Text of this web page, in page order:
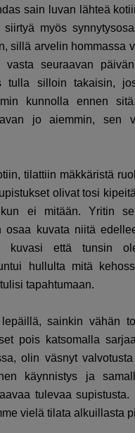
sain luvan lähteä
myös
sillä arvelin hommassa
vasta seuraavan
tulla silloin takaisin,
kunnolla ennen
jo aiemmin, sen
tilattiin mäkkäristä
olivat tosi
ei mitään. Yritin
kuvata niitä
kuvasi että tunsin
hullulta mitä
tapahtumaan.
sainkin vähän
pois katsomalla
olin väsnyt
käynnistys ja
tulevaa supistusta.
vielä tilata alkuillasta